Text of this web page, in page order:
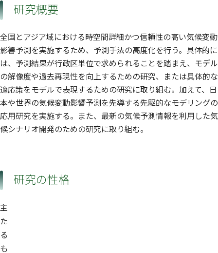
研究概要
全国とアジア域における時空間詳細かつ信頼性の高い気候変動
影響予測を実施するため、予測手法の高度化を行う。具体的に
は、予測結果が行政区単位で求められることを踏まえ、モデル
の解像度や過去再現性を向上するための研究、または具体的な
適応策をモデルで表現するための研究に取り組む。加えて、日
本や世界の気候変動影響予測を先導する先駆的なモデリングの
応用研究を実施する。また、最新の気候予測情報を利用した気
候シナリオ開発のための研究に取り組む。
研究の性格
主
た
る
も